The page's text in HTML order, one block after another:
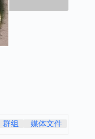
群组 媒体文件